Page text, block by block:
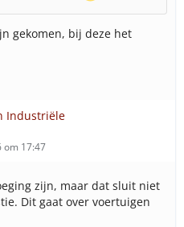
gekomen, bij deze het
Industriële
om 17:47
zijn, maar dat sluit niet
Dit gaat over voertuigen